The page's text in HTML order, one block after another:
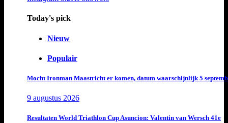
Today's pick
Nieuw
Populair
Mocht Ironman Maastricht er komen, datum waarschijnlijk 5
9 augustus 2026
Resultaten World Triathlon Cup Asuncion: Valentin van Wersch 41e